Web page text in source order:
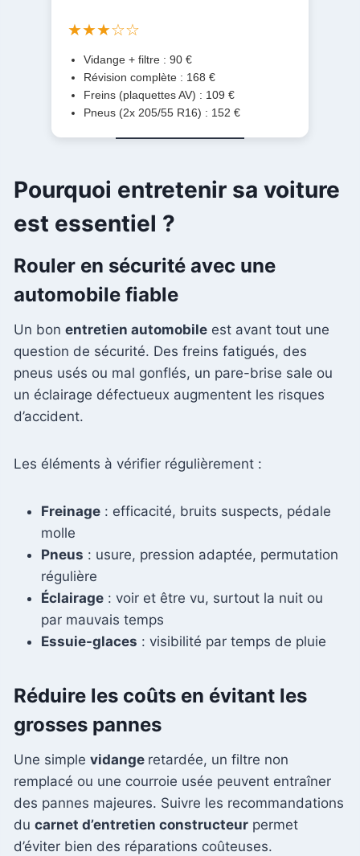
★★★☆☆
Vidange + filtre : 90 €
Révision complète : 168 €
Freins (plaquettes AV) : 109 €
Pneus (2x 205/55 R16) : 152 €
Pourquoi entretenir sa voiture
est essentiel ?
Rouler en sécurité avec une
automobile fiable
Un bon entretien automobile est avant tout une
question de sécurité. Des freins fatigués, des
pneus usés ou mal gonflés, un pare-brise sale ou
un éclairage défectueux augmentent les risques
d’accident.
Les éléments à vérifier régulièrement :
Freinage : efficacité, bruits suspects, pédale
molle
Pneus : usure, pression adaptée, permutation
régulière
Éclairage : voir et être vu, surtout la nuit ou
par mauvais temps
Essuie-glaces : visibilité par temps de pluie
Réduire les coûts en évitant les
grosses pannes
Une simple vidange retardée, un filtre non
remplacé ou une courroie usée peuvent entraîner
des pannes majeures. Suivre les recommandations
du carnet d’entretien constructeur permet
d’éviter bien des réparations coûteuses.